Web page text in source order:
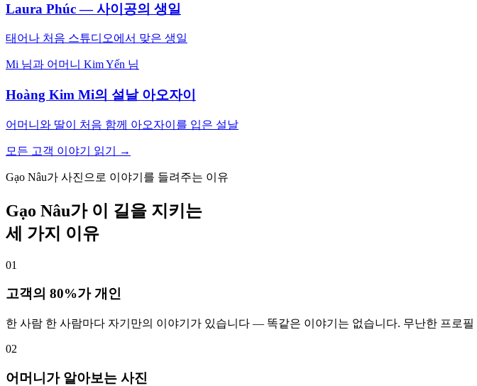
Laura Phúc — 사이공의 생일
태어나 처음 스튜디오에서 맞은 생일
Mi 님과 어머니 Kim Yến 님
Hoàng Kim Mi의 설날 아오자이
어머니와 딸이 처음 함께 아오자이를 입은 설날
모든 고객 이야기 읽기 →
Gạo Nâu가 사진으로 이야기를 들려주는 이유
Gạo Nâu가 이 길을 지키는
세 가지 이유
01
고객의 80%가 개인
한 사람 한 사람마다 자기만의 이야기가 있습니다 — 똑같은 이야기는 없습니다. 무난한 프로
02
어머니가 알아보는 사진